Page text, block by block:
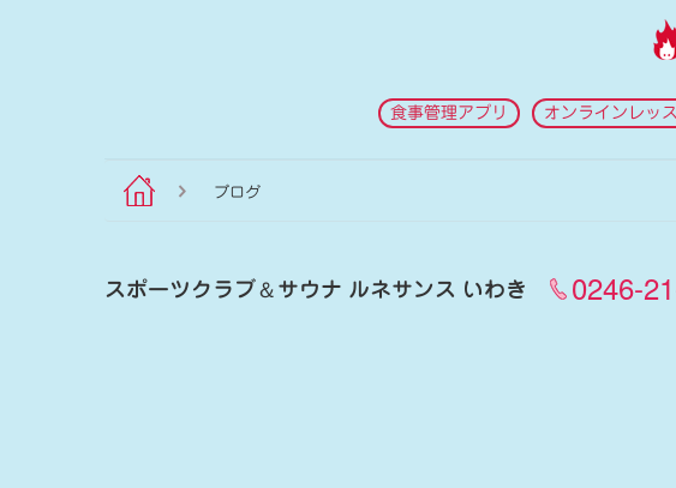
食事管理アプリ オンラインレッ
ブログ
スポーツクラブ＆サウナ ルネサンス いわき 0246-